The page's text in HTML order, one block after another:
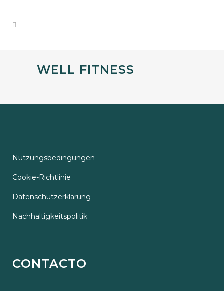
WELL FITNESS
Nutzungsbedingungen
Cookie-Richtlinie
Datenschutzerklärung
Nachhaltigkeitspolitik
CONTACTO